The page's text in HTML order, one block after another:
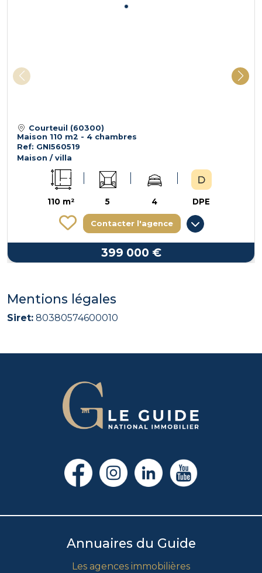
Courteuil (60300)
Maison 110 m2 - 4 chambres
Ref: GNI560519
Maison / villa
110 m² 5 4 DPE
Contacter l'agence
399 000 €
Mentions légales
Siret: 80380574600010
Annuaires du Guide
Les agences immobilières